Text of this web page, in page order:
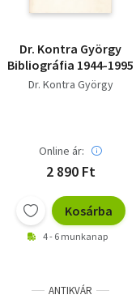
Dr. Kontra György
Bibliográfia 1944-1995
Dr. Kontra György
Online ár:
2 890 Ft
Kosárba
4 - 6 munkanap
ANTIKVÁR